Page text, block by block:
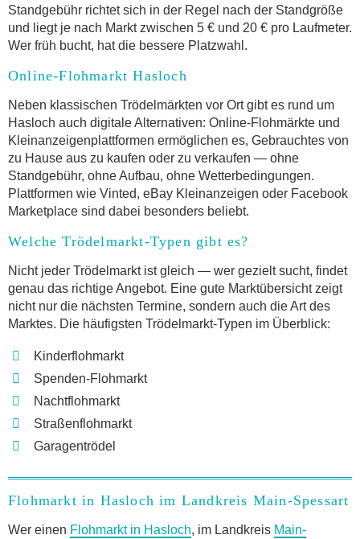
Standgebühr richtet sich in der Regel nach der Standgröße
und liegt je nach Markt zwischen 5 € und 20 € pro Laufmeter.
Wer früh bucht, hat die bessere Platzwahl.
Online-Flohmarkt Hasloch
Neben klassischen Trödelmärkten vor Ort gibt es rund um
Hasloch auch digitale Alternativen: Online-Flohmärkte und
Kleinanzeigenplattformen ermöglichen es, Gebrauchtes von
zu Hause aus zu kaufen oder zu verkaufen — ohne
Standgebühr, ohne Aufbau, ohne Wetterbedingungen.
Plattformen wie Vinted, eBay Kleinanzeigen oder Facebook
Marketplace sind dabei besonders beliebt.
Welche Trödelmarkt-Typen gibt es?
Nicht jeder Trödelmarkt ist gleich — wer gezielt sucht, findet
genau das richtige Angebot. Eine gute Marktübersicht zeigt
nicht nur die nächsten Termine, sondern auch die Art des
Marktes. Die häufigsten Trödelmarkt-Typen im Überblick:
Kinderflohmarkt
Spenden-Flohmarkt
Nachtflohmarkt
Straßenflohmarkt
Garagentrödel
Flohmarkt in Hasloch im Landkreis Main-Spessart
Wer einen Flohmarkt in Hasloch, im Landkreis Main-